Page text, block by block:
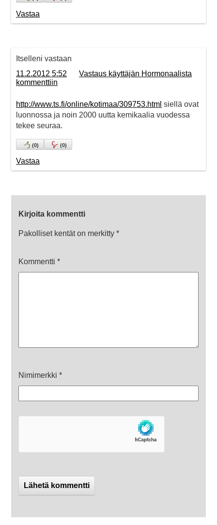
Vastaa
Itselleni vastaan
11.2.2012 5:52
Vastaus käyttäjän Hormonaalista
kommenttiin
http://www.ts.fi/online/kotimaa/309753.html siellä ovat
luonnossa ja noin 2000 uutta kemikaalia vuodessa
tekee seuraa.
(0) (0)
Vastaa
Kirjoita kommentti
Pakolliset kentät on merkitty *
Kommentti *
Nimimerkki *